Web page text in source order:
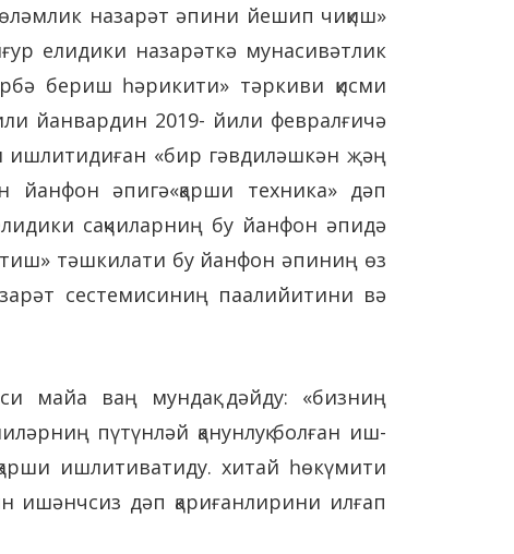
назарәт әпини йешип чиқиш»
елидики назарәткә мунасивәтлик
бериш һәрикити» тәркиви қисми
йанвардин 2019- йили февралғичә
ишлитидиған «бир гәвдиләшкән җәң
йанфон әпигә«қарши техника» дәп
сақчиларниң бу йанфон әпидә
тәшкилати бу йанфон әпиниң өз
сестемисиниң паалийитини вә
майа ваң мундақ дәйду: «бизниң
пүтүнләй қанунлуқ болған иш-
ишлитиватиду. хитай һөкүмити
ишәнчсиз дәп қариғанлирини илғап